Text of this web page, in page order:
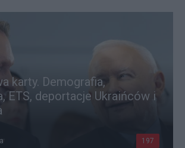
karty. Demografia,
ETS, deportacje Ukraińców i
197